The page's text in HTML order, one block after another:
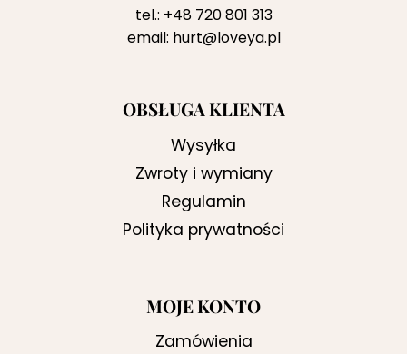
tel.: +48 720 801 313
email: hurt@loveya.pl
OBSŁUGA KLIENTA
Wysyłka
Zwroty i wymiany
Regulamin
Polityka prywatności
MOJE KONTO
Zamówienia